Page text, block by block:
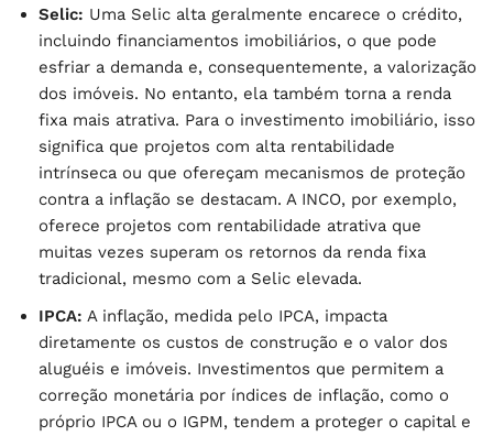
Selic: Uma Selic alta geralmente encarece o crédito,
incluindo financiamentos imobiliários, o que pode
esfriar a demanda e, consequentemente, a valorização
dos imóveis. No entanto, ela também torna a renda
fixa mais atrativa. Para o investimento imobiliário, isso
significa que projetos com alta rentabilidade
intrínseca ou que ofereçam mecanismos de proteção
contra a inflação se destacam. A INCO, por exemplo,
oferece projetos com rentabilidade atrativa que
muitas vezes superam os retornos da renda fixa
tradicional, mesmo com a Selic elevada.
IPCA: A inflação, medida pelo IPCA, impacta
diretamente os custos de construção e o valor dos
aluguéis e imóveis. Investimentos que permitem a
correção monetária por índices de inflação, como o
próprio IPCA ou o IGPM, tendem a proteger o capital e